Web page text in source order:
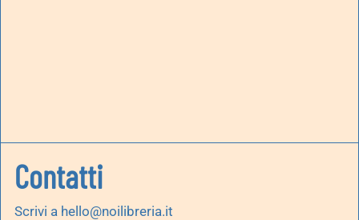
Contatti
Scrivi a hello@noilibreria.it